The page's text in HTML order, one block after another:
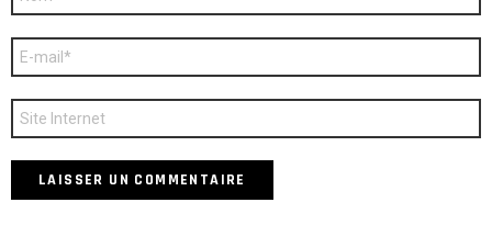
E-
mail
*
Site
web